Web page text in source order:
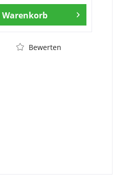
Warenkorb
Bewerten